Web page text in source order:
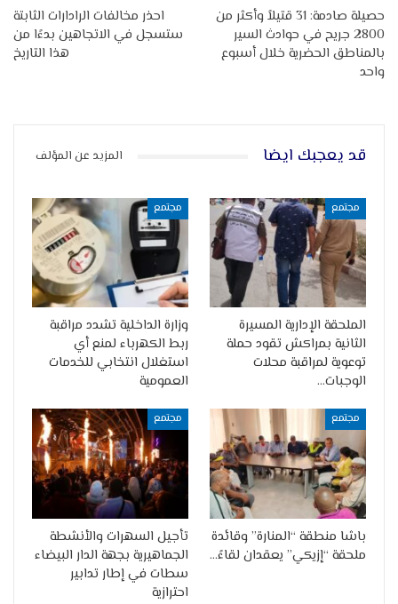
حصيلة صادمة: 31 قتيلاً وأكثر من
2800 جريح في حوادث السير
بالمناطق الحضرية خلال أسبوع
واحد
احذر مخالفات الرادارات الثابتة
ستسجل في الاتجاهين بدءًا من
هذا التاريخ
قد يعجبك ايضا المزيد عن المؤلف
مجتمع
الملحقة الإدارية المسيرة
الثانية بمراكش تقود حملة
توعوية لمراقبة محلات
الوجبات…
مجتمع
وزارة الداخلية تشدد مراقبة
ربط الكهرباء لمنع أي
استغلال انتخابي للخدمات
العمومية
مجتمع
باشا منطقة “المنارة” وقائدة
ملحقة “إزيكي” يعقدان لقاءً…
مجتمع
تأجيل السهرات والأنشطة
الجماهيرية بجهة الدار البيضاء
سطات في إطار تدابير
احترازية